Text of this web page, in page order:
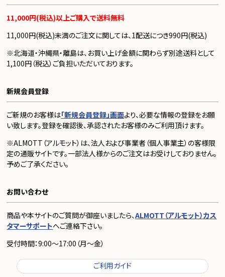
11,000円(税込)以上ご購入で送料無料
11,000円(税込)未満のご注文に関しては、1配送につき990円(税込)
※北海道・沖縄県・離島は、お買い上げ金額に関わらず別途送料として
1,100円（税込）ご負担いただいております。
新規会員登録
ご新規のお客様は「新規会員登録」画面より、必要な情報の登録をお願
い致します。登録を確認後、承認されたお客様のみご利用頂けます。
※ALMOTT（アルモット）は、法人および事業者（個人事業主）の客様限
定の通販サイトです。一部法人様からのご注文はお受けしておりません。
予めご了承ください。
お問い合わせ
商品や本サイトのご質問が御座いましたら、ALMOTT（アルモット）カス
タマーサポートへご連絡下さい。
受付時間：9:00～17:00（月～金）
ご利用ガイド